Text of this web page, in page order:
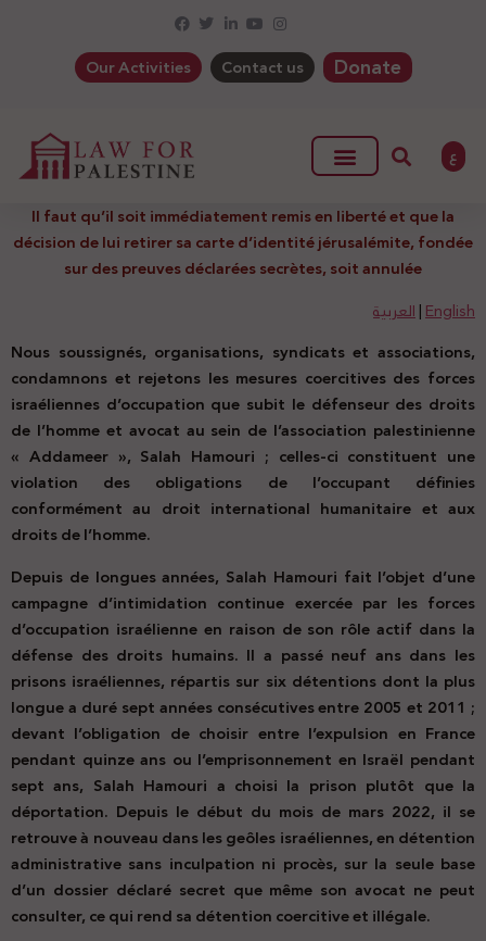
Our Activities Contact us Donate
ع
Il faut qu’il soit immédiatement remis en liberté et que la
décision de lui retirer sa carte d’identité jérusalémite, fondée
sur des preuves déclarées secrètes, soit annulée
العربية|English
Nous soussignés, organisations, syndicats et associations,
condamnons et rejetons les mesures coercitives des forces
israéliennes d’occupation que subit le défenseur des droits
de l’homme et avocat au sein de l’association palestinienne
« Addameer », Salah Hamouri ; celles-ci constituent une
violation des obligations de l’occupant définies
conformément au droit international humanitaire et aux
droits de l’homme.
Depuis de longues années, Salah Hamouri fait l’objet d’une
campagne d’intimidation continue exercée par les forces
d’occupation israélienne en raison de son rôle actif dans la
défense des droits humains. Il a passé neuf ans dans les
prisons israéliennes, répartis sur six détentions dont la plus
longue a duré sept années consécutives entre 2005 et 2011 ;
devant l’obligation de choisir entre l’expulsion en France
pendant quinze ans ou l’emprisonnement en Israël pendant
sept ans, Salah Hamouri a choisi la prison plutôt que la
déportation. Depuis le début du mois de mars 2022, il se
retrouve à nouveau dans les geôles israéliennes, en détention
administrative sans inculpation ni procès, sur la seule base
d’un dossier déclaré secret que même son avocat ne peut
consulter, ce qui rend sa détention coercitive et illégale.